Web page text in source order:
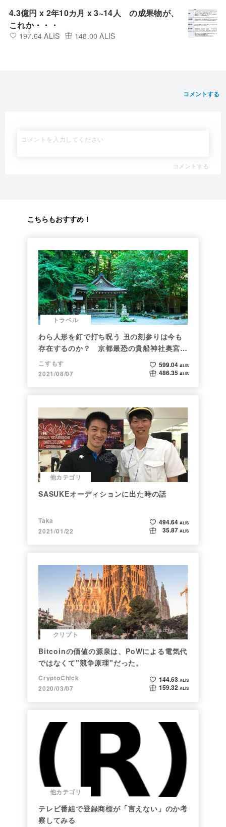
4.3億円 x 2年10カ月 x 3~14人 の成果物が、
これか・・・
197.64 ALIS 148.00 ALIS
コメントする
コメントする
こちらもおすすめ！
トラベル
わら人形を釘で打ち呪う 丑の刻参りは今も
存在するのか？ 京都最恐の貴船神社奥宮を
調べた
こすもす
2021/08/07
599.04 ALIS
486.35 ALIS
他カテゴリ
SASUKEオーディションに出た時の話
Taka
2021/01/22
494.64 ALIS
35.87 ALIS
クリプト
Bitcoinの価値の源泉は、PoWによる電気代
ではなくて"競争原理"だった。
CryptoChick
2020/03/07
144.63 ALIS
159.32 ALIS
他カテゴリ
テレビ番組で登録商標が「言えない」のか考
察してみる